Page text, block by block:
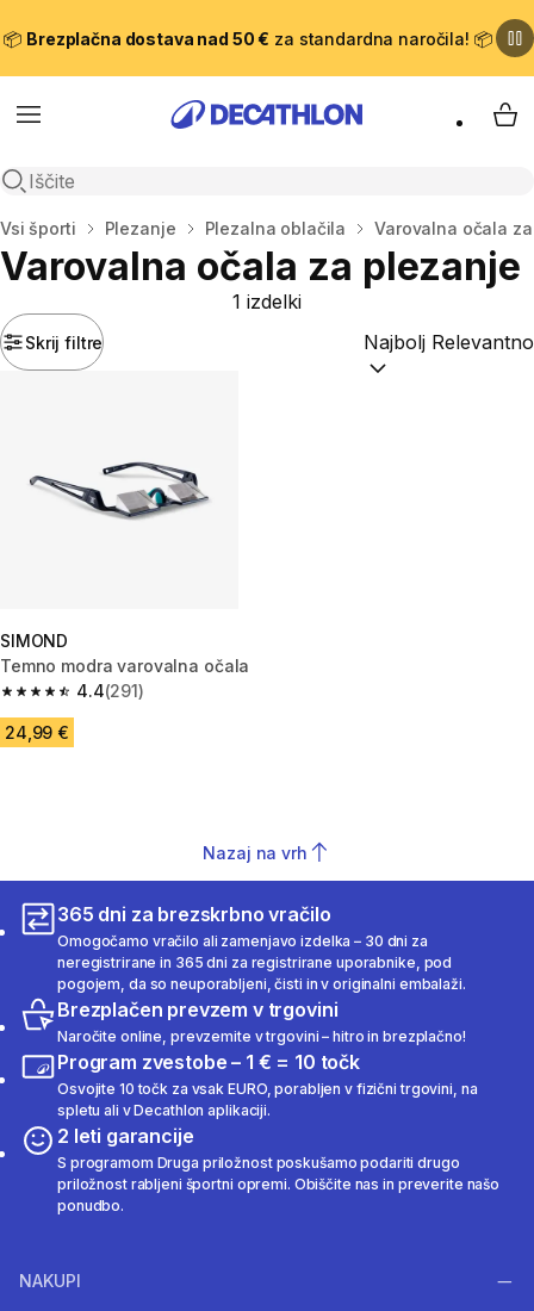
📦 Brezplačna dostava nad 50 € za standardna naročila! 📦
Meni
Odpri iskanje
Domov
Vsi športi Plezanje Plezalna oblačila Varovalna očala
Varovalna očala za plezanje
Skrij filtre
1 izdelki
Razvrsti po:
SIMOND
Temno modra varovalna očala
4.4
4.4 od 5 zvezdic from 291 ocene
(291)
24,99 €
Nazaj na vrh
365 dni za brezskrbno vračilo
Omogočamo vračilo ali zamenjavo izdelka – 30 dni za
neregistrirane in 365 dni za registrirane uporabnike, pod
pogojem, da so neuporabljeni, čisti in v originalni embalaži.
Brezplačen prevzem v trgovini
Naročite online, prevzemite v trgovini – hitro in brezplačno!
Program zvestobe – 1 € = 10 točk
Osvojite 10 točk za vsak EURO, porabljen v fizični trgovini, na
spletu ali v Decathlon aplikaciji.
2 leti garancije
S programom Druga priložnost poskušamo podariti drugo
priložnost rabljeni športni opremi. Obiščite nas in preverite našo
ponudbo.
NAKUPI